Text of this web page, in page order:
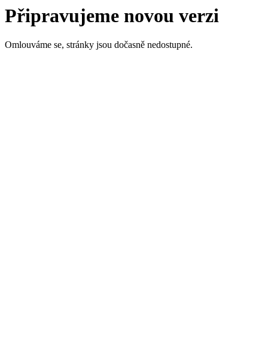
Připravujeme novou verzi
Omlouváme se, stránky jsou dočasně nedostupné.